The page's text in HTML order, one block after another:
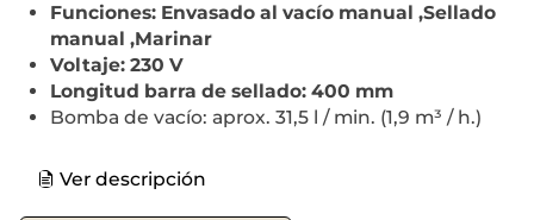
Funciones: Envasado al vacío manual ,Sellado
manual ,Marinar
Voltaje: 230 V
Longitud barra de sellado: 400 mm
Bomba de vacío: aprox. 31,5 l / min. (1,9 m³ / h.)
Ver descripción